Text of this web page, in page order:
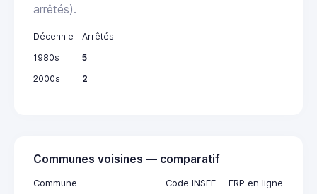
arrêtés).
Décennie
Arrêtés
1980s
5
2000s
2
Communes voisines — comparatif
Commune Code INSEE ERP en ligne